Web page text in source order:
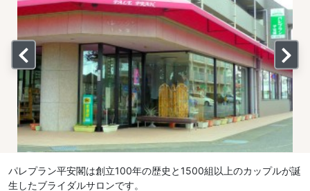
パレプラン平安閣は創立100年の歴史と1500組以上のカップルが誕
生したブライダルサロンです。